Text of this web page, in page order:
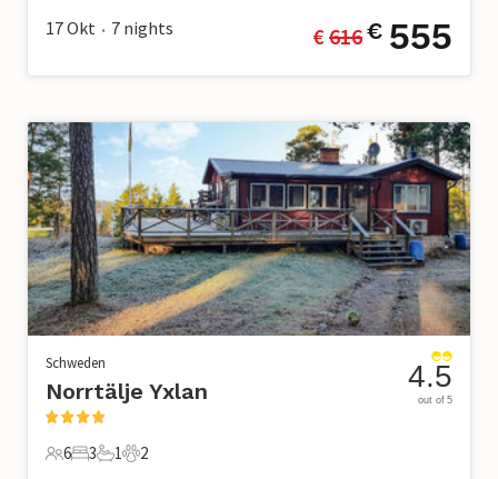
17 Okt • 7 nights € 616€ 555
Schweden
Norrtälje Yxlan
6 Gäste
6
3 Schlafzimmer
3
1 Badezimmer
1
2 Haustiere
2
4.5
out of 5